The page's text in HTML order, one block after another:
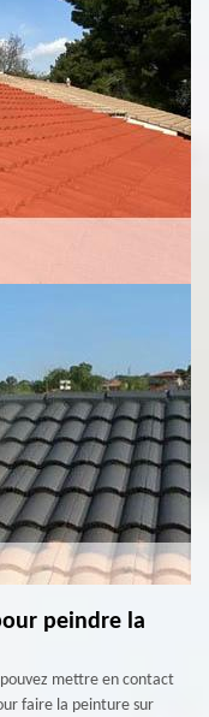
peindre la
mettre en contact
faire la peinture sur